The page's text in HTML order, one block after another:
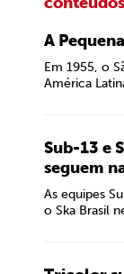
A
Em 1955, o
América
Sub-13 e
seguem
As equipes
o Ska Brasil